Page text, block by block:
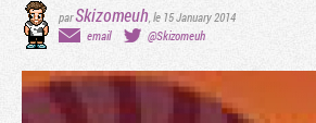
parSkizomeuh le 15 January 2014
email
@Skizomeuh